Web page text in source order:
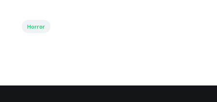
Horror